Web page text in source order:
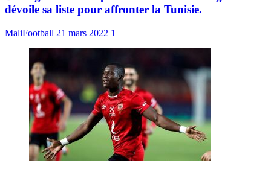
dévoile sa liste pour affronter la Tunisie.
MaliFootball 21 mars 2022 1